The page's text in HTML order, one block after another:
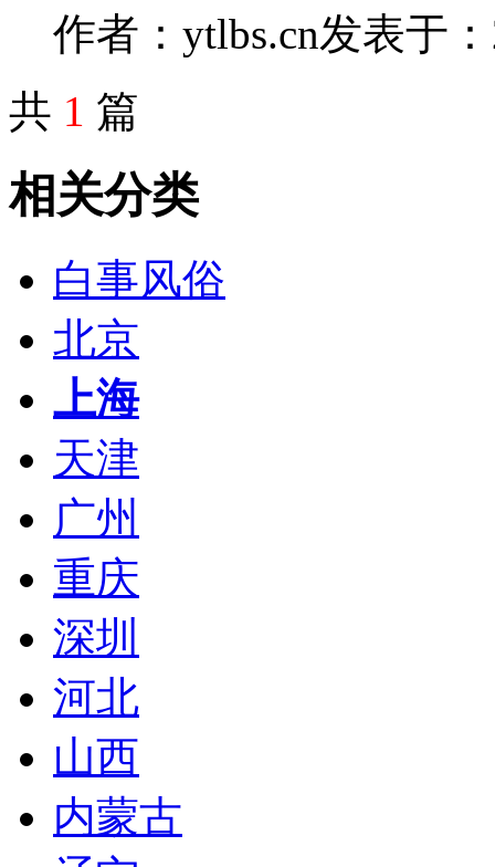
作者：ytlbs.cn发表于
共 1 篇
相关分类
白事风俗
北京
上海
天津
广州
重庆
深圳
河北
山西
内蒙古